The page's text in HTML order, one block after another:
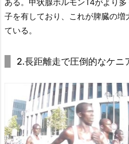
ある。甲状腺ホルモンT4がより
子を有しており、これが脾臓の
ている。
2.長距離走で圧倒的なケニ